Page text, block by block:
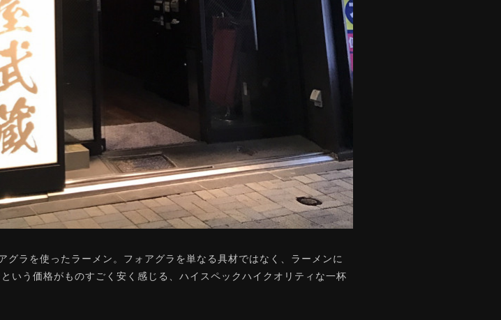
ラを使ったラーメン。フォアグラを単なる具材ではなく、ラーメンに
いう価格がものすごく安く感じる、ハイスペックハイクオリティな一杯